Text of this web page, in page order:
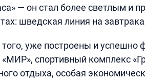
— он стал более светлым и
шведская линия на
уже построены и успешно
спортивный комплекс
отдыха, особая